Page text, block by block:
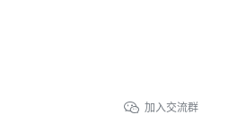
加入交流群